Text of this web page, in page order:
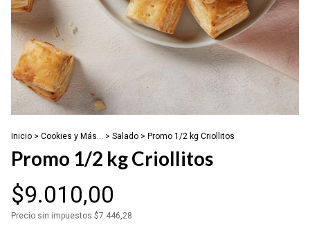
Inicio > Cookies y Más... > Salado > Promo 1/2 kg Criollitos
Promo 1/2 kg Criollitos
$9.010,00
Precio sin impuestos $7.446,28